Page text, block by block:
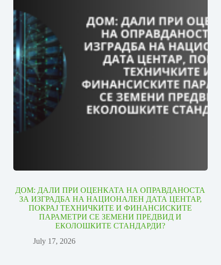
ДОМ: ДАЛИ ПРИ ОЦЕНКАТА НА ОПРАВДАНОСТА
ЗА ИЗГРАДБА НА НАЦИОНАЛЕН ДАТА ЦЕНТАР,
ПОКРАЈ ТЕХНИЧКИТЕ И ФИНАНСИСКИТЕ
ПАРАМЕТРИ СЕ ЗЕМЕНИ ПРЕДВИД И
ЕКОЛОШКИТЕ СТАНДАРДИ?
July 17, 2026